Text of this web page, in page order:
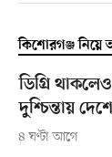
কিশোরগঞ্জ
ডিগ্রি
দুশ্চিন্তায়
৪ ঘণ্টা আগে